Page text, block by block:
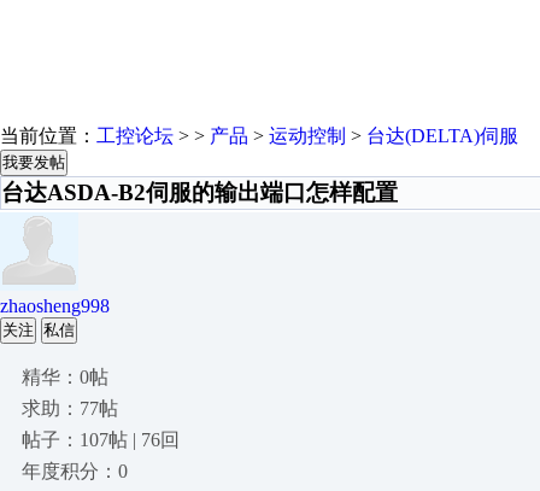
当前位置： 工控论坛 > > 产品 > 运动控制 > 台达(DELTA)伺服
我要发帖
台达ASDA-B2伺服的输出端口怎样配置
zhaosheng998
关注 私信
精华：0帖
求助：77帖
帖子：107帖 | 76回
年度积分：0